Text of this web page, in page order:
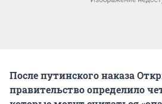
После путинского наказа
правительство определило